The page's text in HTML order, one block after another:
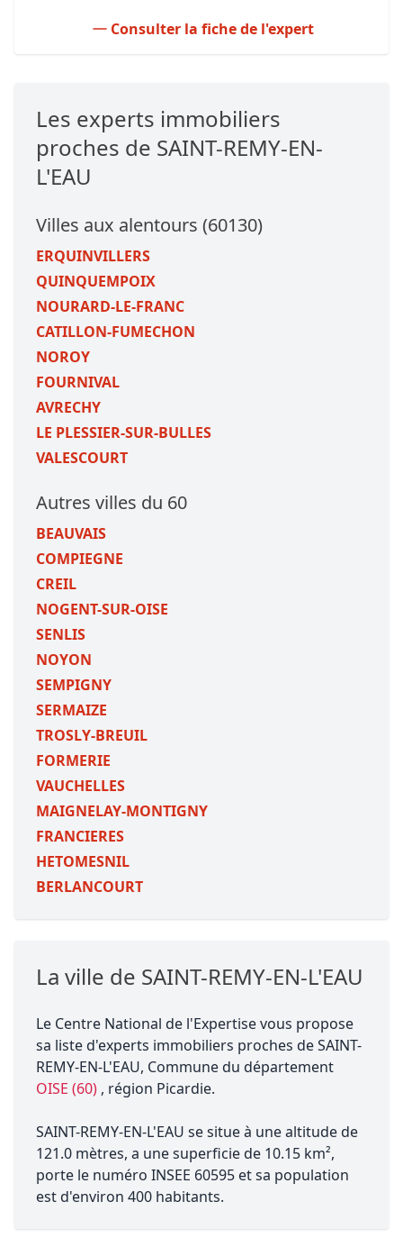
Consulter la fiche de l'expert
Les experts immobiliers
proches de SAINT-REMY-EN-
L'EAU
Villes aux alentours (60130)
ERQUINVILLERS
QUINQUEMPOIX
NOURARD-LE-FRANC
CATILLON-FUMECHON
NOROY
FOURNIVAL
AVRECHY
LE PLESSIER-SUR-BULLES
VALESCOURT
Autres villes du 60
BEAUVAIS
COMPIEGNE
CREIL
NOGENT-SUR-OISE
SENLIS
NOYON
SEMPIGNY
SERMAIZE
TROSLY-BREUIL
FORMERIE
VAUCHELLES
MAIGNELAY-MONTIGNY
FRANCIERES
HETOMESNIL
BERLANCOURT
La ville de SAINT-REMY-EN-L'EAU
Le Centre National de l'Expertise vous propose
sa liste d'experts immobiliers proches de SAINT-
REMY-EN-L'EAU, Commune du département
OISE (60) , région Picardie.
SAINT-REMY-EN-L'EAU se situe à une altitude de
121.0 mètres, a une superficie de 10.15 km²,
porte le numéro INSEE 60595 et sa population
est d'environ 400 habitants.